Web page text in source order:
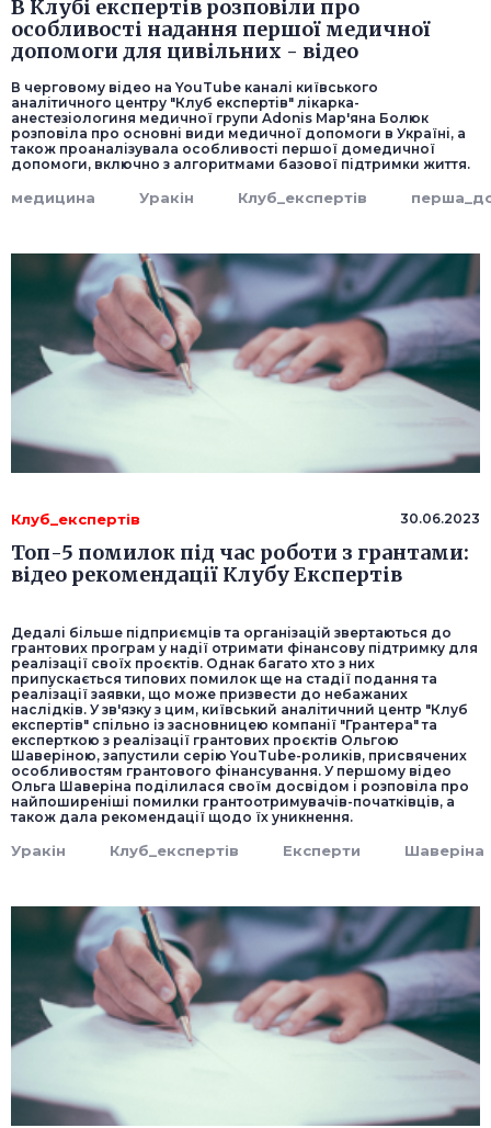
В Клубі експертів розповіли про
особливості надання першої медичної
допомоги для цивільних - відео
В черговому відео на YouTube каналі київського
аналітичного центру "Клуб експертів" лікарка-
анестезіологиня медичної групи Adonis Мар'яна Болюк
розповіла про основні види медичної допомоги в Україні, а
також проаналізувала особливості першої домедичної
допомоги, включно з алгоритмами базової підтримки життя.
медицина Уракін Клуб_експертів
Клуб_експертів 30.06.2023
Топ-5 помилок під час роботи з грантами:
відео рекомендації Клубу Експертів
Дедалі більше підприємців та організацій звертаються до
грантових програм у надії отримати фінансову підтримку для
реалізації своїх проєктів. Однак багато хто з них
припускається типових помилок ще на стадії подання та
реалізації заявки, що може призвести до небажаних
наслідків. У зв'язку з цим, київський аналітичний центр "Клуб
експертів" спільно із засновницею компанії "Грантера" та
експерткою з реалізації грантових проєктів Ольгою
Шаверіною, запустили серію YouTube-роликів, присвячених
особливостям грантового фінансування. У першому відео
Ольга Шаверіна поділилася своїм досвідом і розповіла про
найпоширеніші помилки грантоотримувачів-початківців, а
також дала рекомендації щодо їх уникнення.
Уракін Клуб_експертів Експерти Шаверіна